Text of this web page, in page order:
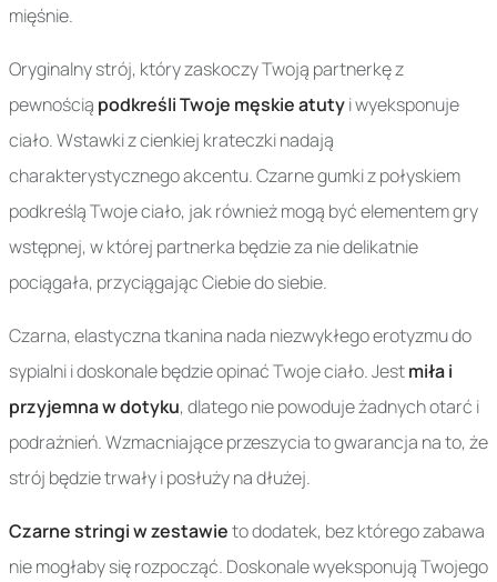
mięśnie.
Oryginalny strój, który zaskoczy Twoją partnerkę z
pewnością podkreśli Twoje męskie atutyi wyeksponuje
ciało. Wstawki z cienkiej krateczki nadają
charakterystycznego akcentu. Czarne gumki z połyskiem
podkreślą Twoje ciało, jak również mogą być elementem gry
wstępnej, w której partnerka będzie za nie delikatnie
pociągała, przyciągając Ciebie do siebie.
Czarna, elastyczna tkanina nada niezwykłego erotyzmu do
sypialni i doskonale będzie opinać Twoje ciało. Jestmiła i
przyjemna w dotyku, dlatego nie powoduje żadnych otarć i
podrażnień. Wzmacniające przeszycia to gwarancja na to, że
strój będzie trwały i posłuży na dłużej.
Czarne stringi w zestawieto dodatek, bez którego zabawa
nie mogłaby się rozpocząć. Doskonale wyeksponują Twojego